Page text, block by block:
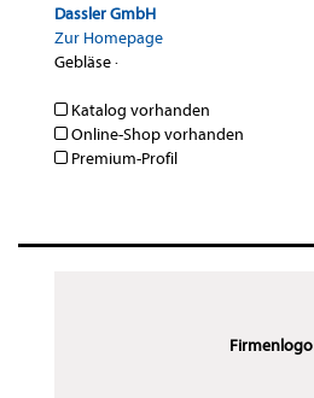
Dassler GmbH
Zur Homepage
Gebläse·
Katalog vorhanden
Online-Shop vorhanden
Premium-Profil
Firmenlogo